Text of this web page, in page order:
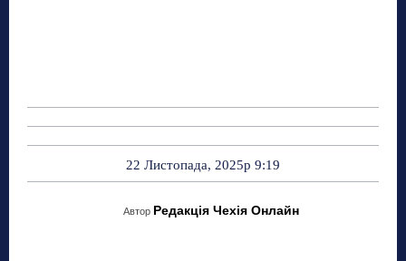
22 Листопада, 2025р 9:19
Автор Редакція Чехія Онлайн